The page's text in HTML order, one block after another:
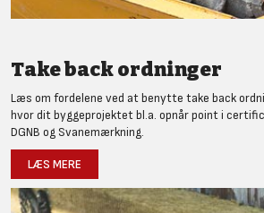
Take back ordninger
Læs om fordelene ved at benytte take back
hvor dit byggeprojektet bl.a. opnår point i
DGNB og Svanemærkning.
LÆS MERE